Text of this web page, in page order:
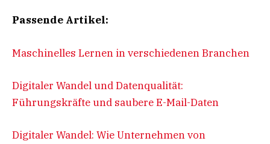
Passende Artikel:
Maschinelles Lernen in verschiedenen Branchen
Digitaler Wandel und Datenqualität:
Führungskräfte und saubere E-Mail-Daten
Digitaler Wandel: Wie Unternehmen von